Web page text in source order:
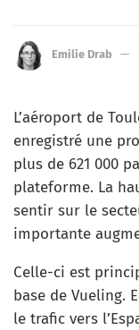
Emilie Drab
L’aéroport de
enregistré une
plus de 621 000
plateforme. La
sentir sur le
importante
Celle-ci est
base de Vueling.
le trafic vers